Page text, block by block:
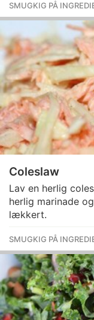
SMUGKIG PÅ
Coleslaw
Lav en herlig
herlig marinade
lækkert.
SMUGKIG PÅ